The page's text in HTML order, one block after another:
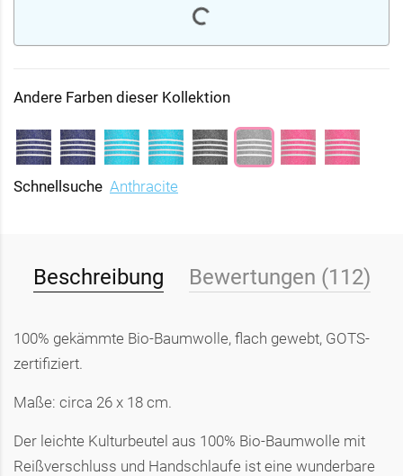
Andere Farben dieser Kollektion
Schnellsuche Anthracite
Beschreibung Bewertungen (112)
100% gekämmte Bio-Baumwolle, flach gewebt, GOTS-
zertifiziert.
Maße: circa 26 x 18 cm.
Der leichte Kulturbeutel aus 100% Bio-Baumwolle mit
Reißverschluss und Handschlaufe ist eine wunderbare